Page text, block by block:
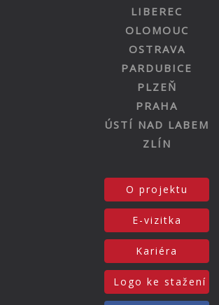
LIBEREC
OLOMOUC
OSTRAVA
PARDUBICE
PLZEŇ
PRAHA
ÚSTÍ NAD LABEM
ZLÍN
O projektu
E-vizitka
Kariéra
Logo ke stažení